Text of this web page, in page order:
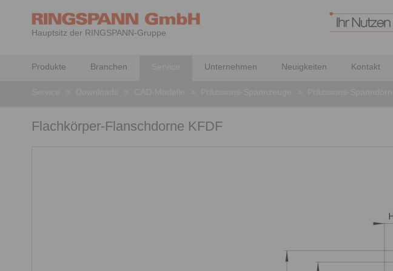
Hauptsitz der RINGSPANN-Gruppe
Produkte Branchen Unternehmen Neuigkeiten Kontakt
Flachkörper-Flanschdorne KFDF